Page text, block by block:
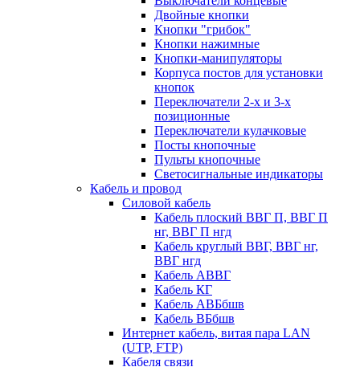
Двойные кнопки
Кнопки "грибок"
Кнопки нажимные
Кнопки-манипуляторы
Корпуса постов для установки
кнопок
Переключатели 2-х и 3-х
позиционные
Переключатели кулачковые
Посты кнопочные
Пульты кнопочные
Светосигнальные индикаторы
Кабель и провод
Силовой кабель
Кабель плоский ВВГ П, ВВГ П
нг, ВВГ П нгд
Кабель круглый ВВГ, ВВГ нг,
ВВГ нгд
Кабель АВВГ
Кабель КГ
Кабель АВБбшв
Кабель ВБбшв
Интернет кабель, витая пара LAN
(UTP, FTP)
Кабеля связи